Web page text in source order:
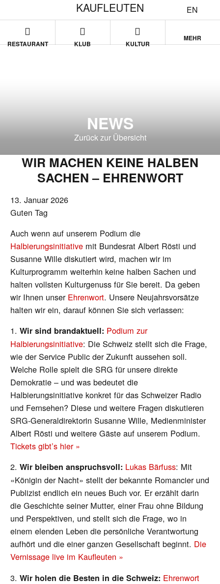
EN
KAUFLEUTEN
RESTAURANT KLUB KULTUR
MEHR
NEWS
Zurück zur Übersicht
WIR MACHEN KEINE HALBEN
SACHEN – EHRENWORT
13. Januar 2026
Guten Tag
Auch wenn auf unserem Podium die
Halbierungsinitiative mit Bundesrat Albert Rösti und
Susanne Wille diskutiert wird, machen wir im
Kulturprogramm weiterhin keine halben Sachen und
halten vollsten Kulturgenuss für Sie bereit. Da geben
wir Ihnen unser Ehrenwort. Unsere Neujahrsvorsätze
halten wir ein, darauf können Sie sich verlassen:
1.Wir sind brandaktuell: Podium zur
Halbierungsinitiative: Die Schweiz stellt sich die Frage,
wie der Service Public der Zukunft aussehen soll.
Welche Rolle spielt die SRG für unsere direkte
Demokratie – und was bedeutet die
Halbierungsinitiative konkret für das Schweizer Radio
und Fernsehen? Diese und weitere Fragen diskutieren
SRG-Generaldirektorin Susanne Wille, Medienminister
Albert Rösti und weitere Gäste auf unserem Podium.
Tickets gibt’s hier »
2.Wir bleiben anspruchsvoll: Lukas Bärfuss: Mit
«Königin der Nacht» stellt der bekannte Romancier und
Publizist endlich ein neues Buch vor. Er erzählt darin
die Geschichte seiner Mutter, einer Frau ohne Bildung
und Perspektiven, und stellt sich die Frage, wo in
einem elenden Leben die persönliche Verantwortung
aufhört und die einer ganzen Gesellschaft beginnt. Die
Vernissage live im Kaufleuten »
3.Wir holen die Besten in die Schweiz: Ehrenwort